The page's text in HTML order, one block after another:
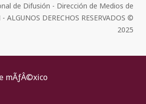
de Difusión - Dirección de Medios de
DERECHOS RESERVADOS ©
2025